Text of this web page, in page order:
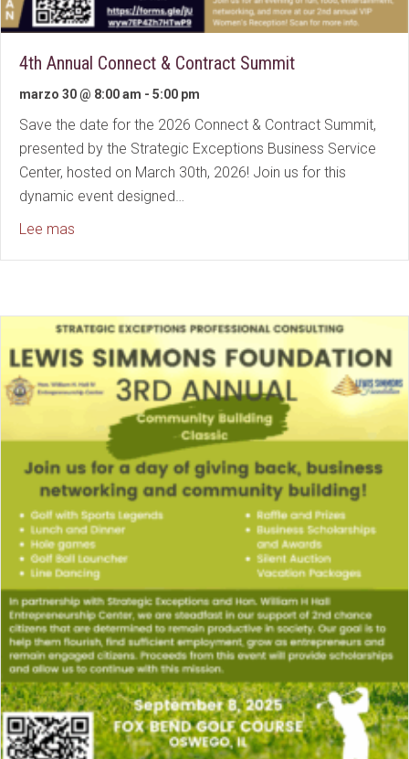
4th Annual Connect & Contract Summit
marzo 30 @ 8:00 am - 5:00 pm
Save the date for the 2026 Connect & Contract Summit,
presented by the Strategic Exceptions Business Service
Center, hosted on March 30th, 2026! Join us for this
dynamic event designed…
Lee mas